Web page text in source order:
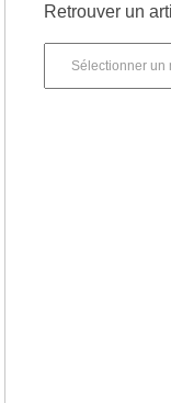
Retrouver un